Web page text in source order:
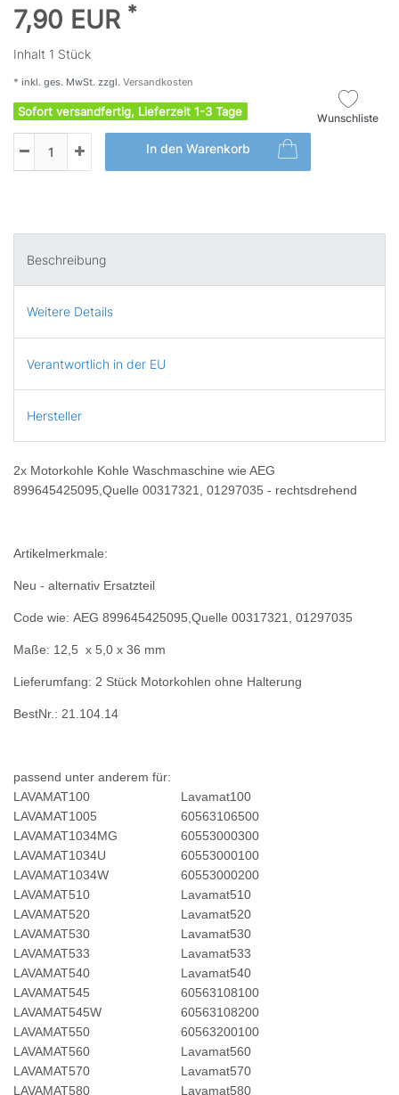
7,90 EUR *
Inhalt 1 Stück
* inkl. ges. MwSt. zzgl. Versandkosten
Sofort versandfertig, Lieferzeit 1-3 Tage
In den Warenkorb
Wunschliste
Beschreibung
Weitere Details
Verantwortlich in der EU
Hersteller
2x Motorkohle Kohle Waschmaschine wie AEG
899645425095,Quelle 00317321, 01297035 - rechtsdrehend
Artikelmerkmale:
Neu - alternativ Ersatzteil
Code wie: AEG 899645425095,Quelle 00317321, 01297035
Maße: 12,5 x 5,0 x 36 mm
Lieferumfang: 2 Stück Motorkohlen ohne Halterung
BestNr.: 21.104.14
passend unter anderem für:
LAVAMAT100
Lavamat100
LAVAMAT1005
60563106500
LAVAMAT1034MG
60553000300
LAVAMAT1034U
60553000100
LAVAMAT1034W
60553000200
LAVAMAT510
Lavamat510
LAVAMAT520
Lavamat520
LAVAMAT530
Lavamat530
LAVAMAT533
Lavamat533
LAVAMAT540
Lavamat540
LAVAMAT545
60563108100
LAVAMAT545W
60563108200
LAVAMAT550
60563200100
LAVAMAT560
Lavamat560
LAVAMAT570
Lavamat570
LAVAMAT580
Lavamat580